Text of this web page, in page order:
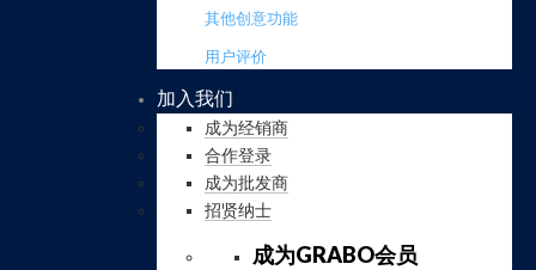
其他创意功能
用户评价
加入我们
成为经销商
合作登录
成为批发商
招贤纳士
成为GRABO会员